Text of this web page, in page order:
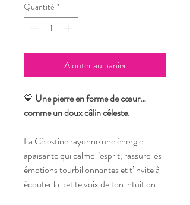
Quantité *
Ajouter au panier
💙 Une pierre en forme de cœur…
comme un doux câlin céleste.
La Célestine rayonne une énergie
apaisante qui calme l’esprit, rassure les
émotions tourbillonnantes et t’invite à
écouter la petite voix de ton intuition.